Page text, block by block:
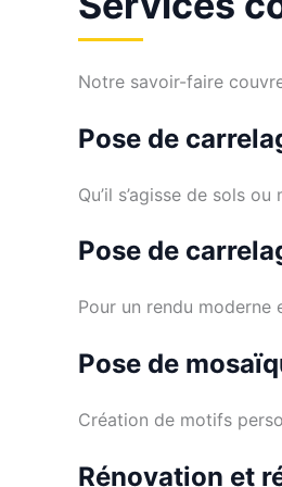
Notre savoir-faire
Pose de
Qu’il s’agisse de sols
Pose de
Pour un rendu
Pose de
Création de motifs
Rénovation et